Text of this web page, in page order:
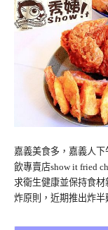
嘉義美食多，嘉義人
飲專賣店show it fried
求衛生健康並保持食
炸原則，近期推出炸半